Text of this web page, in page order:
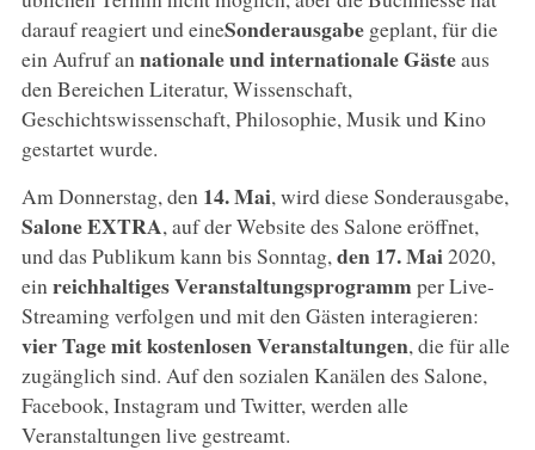
darauf reagiert und eineSonderausgabegeplant, für die
ein Aufruf an nationale und internationale Gästeaus
den Bereichen Literatur, Wissenschaft,
Geschichtswissenschaft, Philosophie, Musik und Kino
gestartet wurde.
Am Donnerstag, den 14. Mai, wird diese Sonderausgabe,
Salone EXTRA, auf der Website des Salone eröffnet,
und das Publikum kann bis Sonntag,den 17. Mai2020,
ein reichhaltiges Veranstaltungsprogrammper Live-
Streaming verfolgen und mit den Gästen interagieren:
vier Tage mit kostenlosen Veranstaltungen, die für alle
zugänglich sind. Auf den sozialen Kanälen des Salone,
Facebook, Instagram und Twitter, werden alle
Veranstaltungen live gestreamt.